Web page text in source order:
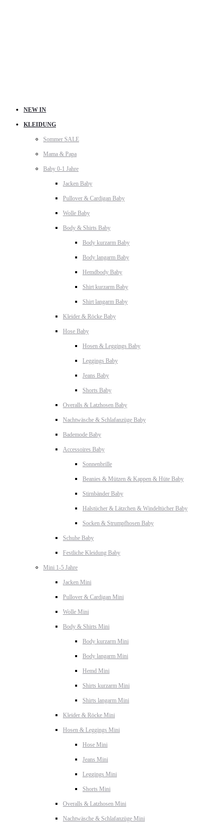
NEW IN
KLEIDUNG
Sommer SALE
Mama & Papa
Baby 0-1 Jahre
Jacken Baby
Pullover & Cardigan Baby
Wolle Baby
Body & Shirts Baby
Body kurzarm Baby
Body langarm Baby
Hemdbody Baby
Shirt kurzarm Baby
Shirt langarm Baby
Kleider & Röcke Baby
Hose Baby
Hosen & Leggings Baby
Leggings Baby
Jeans Baby
Shorts Baby
Overalls & Latzhosen Baby
Nachtwäsche & Schlafanzüge Baby
Bademode Baby
Accessoires Baby
Sonnenbrille
Beanies & Mützen & Kappen & Hüte Baby
Stirnbänder Baby
Halstücher & Lätzchen & Windeltücher Baby
Socken & Strumpfhosen Baby
Schuhe Baby
Festliche Kleidung Baby
Mini 1-5 Jahre
Jacken Mini
Pullover & Cardigan Mini
Wolle Mini
Body & Shirts Mini
Body kurzarm Mini
Body langarm Mini
Hemd Mini
Shirts kurzarm Mini
Shirts langarm Mini
Kleider & Röcke Mini
Hosen & Leggings Mini
Hose Mini
Jeans Mini
Leggings Mini
Shorts Mini
Overalls & Latzhosen Mini
Nachtwäsche & Schlafanzüge Mini